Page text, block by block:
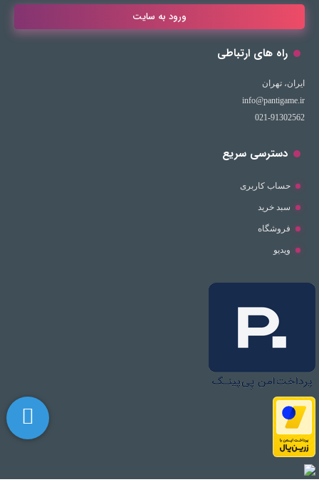
ورود به سایت
راه های ارتباطی
ایران، تهران
info@pantigame.ir
021-91302562
دسترسی سریع
حساب کاربری
سبد خرید
فروشگاه
ویدیو